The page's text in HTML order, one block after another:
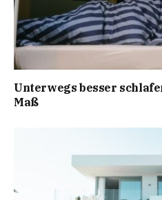
Unterwegs besser
Maß